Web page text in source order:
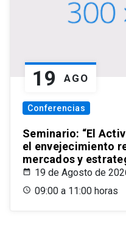
19 AGO
Conferencias
Seminario: “El
el envejecimiento
mercados y
19 de Agosto de
09:00 a 11:00 horas